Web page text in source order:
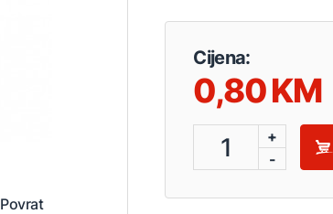
Povrat
Cijena:
0,80
1
+
-